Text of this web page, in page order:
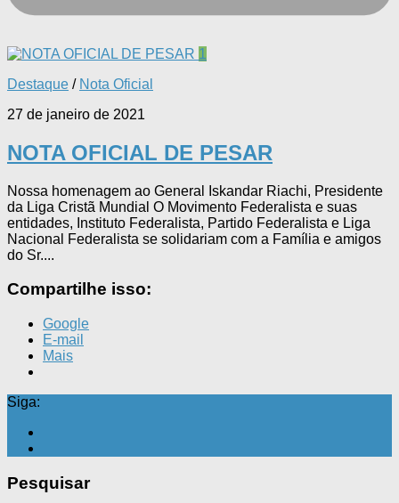
1
Destaque / Nota Oficial
27 de janeiro de 2021
NOTA OFICIAL DE PESAR
Nossa homenagem ao General Iskandar Riachi, Presidente
da Liga Cristã Mundial O Movimento Federalista e suas
entidades, Instituto Federalista, Partido Federalista e Liga
Nacional Federalista se solidariam com a Família e amigos
do Sr....
Compartilhe isso:
Google
E-mail
Mais
Siga:
Pesquisar